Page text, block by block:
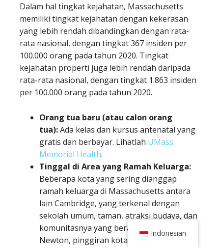
Dalam hal tingkat kejahatan, Massachusetts
memiliki tingkat kejahatan dengan kekerasan
yang lebih rendah dibandingkan dengan rata-
rata nasional, dengan tingkat 367 insiden per
100.000 orang pada tahun 2020. Tingkat
kejahatan properti juga lebih rendah daripada
rata-rata nasional, dengan tingkat 1.863 insiden
per 100.000 orang pada tahun 2020.
Orang tua baru (atau calon orang
tua):Ada kelas dan kursus antenatal yang
gratis dan berbayar. Lihatlah UMass
Memorial Health.
Tinggal di Area yang Ramah Keluarga:
Beberapa kota yang sering dianggap
ramah keluarga di Massachusetts antara
lain Cambridge, yang terkenal dengan
sekolah umum, taman, atraksi budaya, dan
komunitasnya yang beragam, serta
Newton, pinggiran kota Boston yang
Indonesian